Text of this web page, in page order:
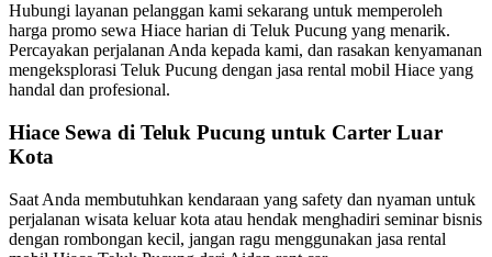
Hubungi layanan pelanggan kami sekarang untuk memperoleh
harga promo sewa Hiace harian di Teluk Pucung yang menarik.
Percayakan perjalanan Anda kepada kami, dan rasakan kenyamanan
mengeksplorasi Teluk Pucung dengan jasa rental mobil Hiace yang
handal dan profesional.
Hiace Sewa di Teluk Pucung untuk Carter Luar
Kota
Saat Anda membutuhkan kendaraan yang safety dan nyaman untuk
perjalanan wisata keluar kota atau hendak menghadiri seminar bisnis
dengan rombongan kecil, jangan ragu menggunakan jasa rental